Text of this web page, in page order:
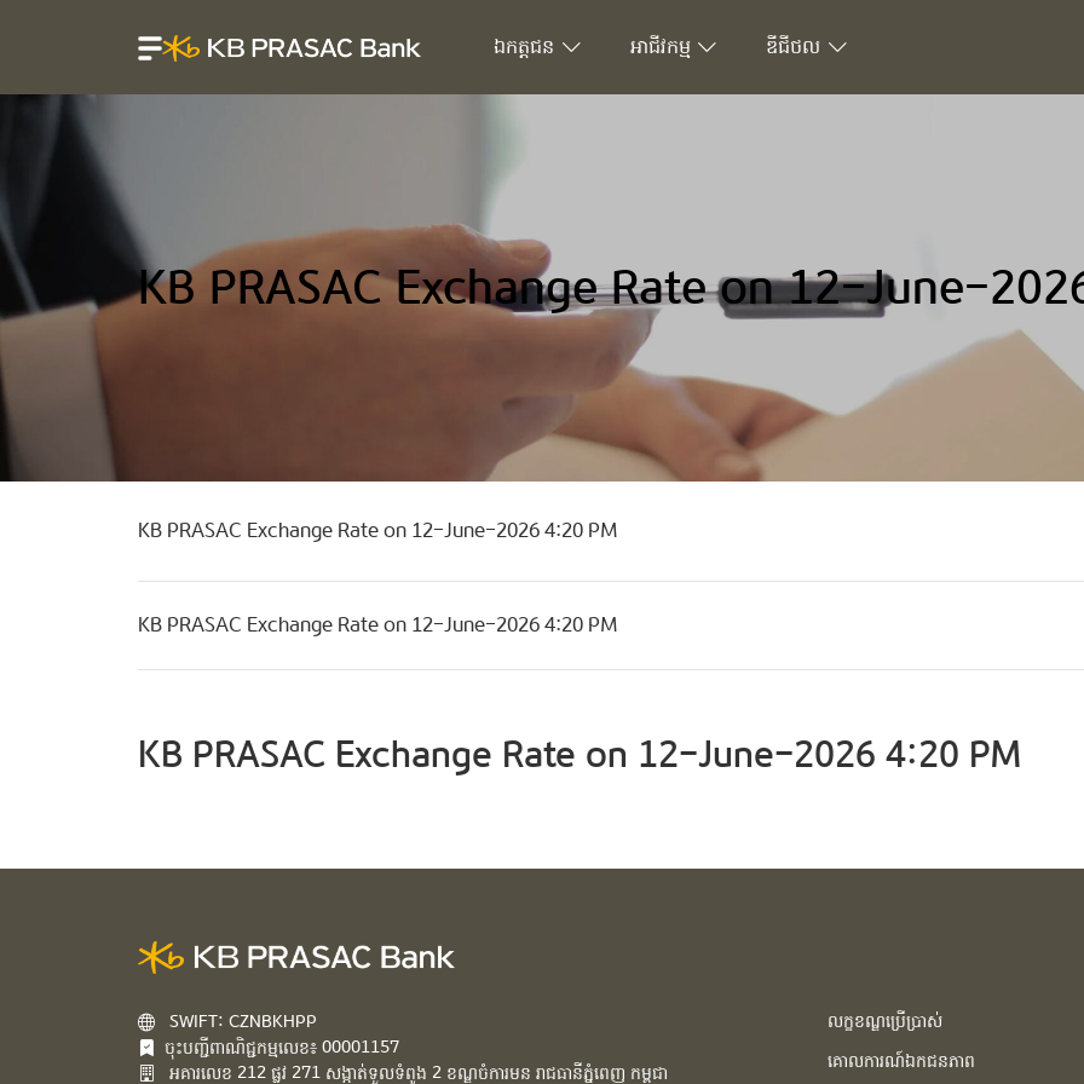
ឯកត្តជន អាជីវកម្ម ឌីជីថល
KB PRASAC Exchange Rate on 12-June-
KB PRASAC Exchange Rate on 12-June-2026 4:20 PM
KB PRASAC Exchange Rate on 12-June-2026 4:20 PM
KB PRASAC Exchange Rate on 12-June-2026 4:20 PM
SWIFT: CZNBKHPP
ចុះបញ្ជីពាណិជ្ជកម្មលេខ៖ 00001157
អគារ​លេខ​ 212 ផ្លូវ 271 សង្កាត់ទួលទំពូង 2 ខណ្ឌចំការមន រាជធានីភ្នំពេញ កម្ពុជា​
លក្ខខណ្ឌប្រើប្រាស់
គោលការណ៍ឯកជនភាព